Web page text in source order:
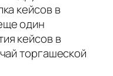
кейсов в
один
кейсов в
торгашеской